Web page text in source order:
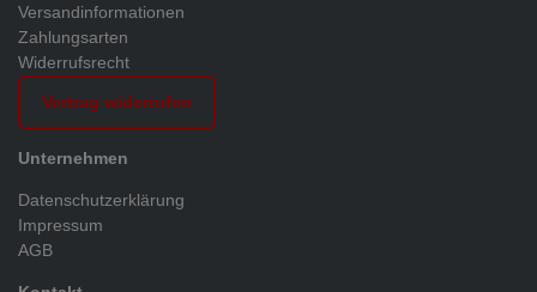
Versandinformationen
Zahlungsarten
Widerrufsrecht
Vertrag widerrufen
Unternehmen
Datenschutzerklärung
Impressum
AGB